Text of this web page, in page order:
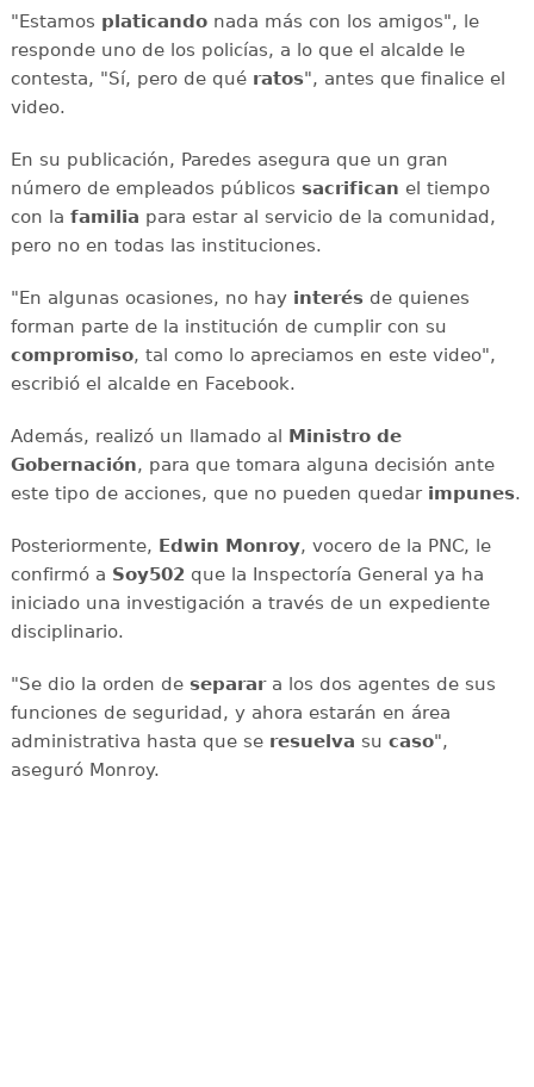
"Estamos platicandonada más con los amigos", le
responde uno de los policías, a lo que el alcalde le
contesta, "Sí, pero de qué ratos", antes que finalice el
video.
En su publicación, Paredes asegura que un gran
número de empleados públicos sacrifican el tiempo
con la familia para estar al servicio de la comunidad,
pero no en todas las instituciones.
"En algunas ocasiones, no hay interésde quienes
forman parte de la institución de cumplir con su
compromiso, tal como lo apreciamos en este video",
escribió el alcalde en Facebook.
Además, realizó un llamado al Ministro de
Gobernación, para que tomara alguna decisión ante
este tipo de acciones, que no pueden quedar impunes.
Posteriormente, Edwin Monroy, vocero de la PNC, le
confirmó a Soy502que la Inspectoría General ya ha
iniciado una investigación a través de un expediente
disciplinario.
"Se dio la orden de separara los dos agentes de sus
funciones de seguridad, y ahora estarán en área
administrativa hasta que se resuelva su caso",
aseguró Monroy.